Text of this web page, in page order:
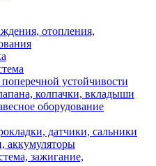
отопления,
устойчивости
колпачки, вкладыши
оборудование
датчики, сальники
аккумуляторы
зажигание,